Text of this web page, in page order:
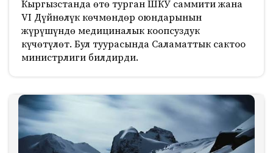
Кыргызстанда өтө турган ШКУ саммити жана
VI Дүйнөлүк көчмөндөр оюндарынын
жүрүшүндө медициналык коопсуздук
күчөтүлөт. Бул туурасында Саламаттык сактоо
министрлиги билдирди.